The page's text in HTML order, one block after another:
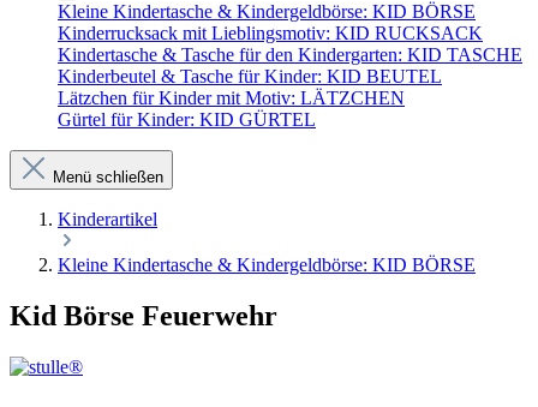
Kleine Kindertasche & Kindergeldbörse: KID BÖRSE
Kinderrucksack mit Lieblingsmotiv: KID RUCKSACK
Kindertasche & Tasche für den Kindergarten: KID TASCHE
Kinderbeutel & Tasche für Kinder: KID BEUTEL
Lätzchen für Kinder mit Motiv: LÄTZCHEN
Gürtel für Kinder: KID GÜRTEL
Menü schließen
Kinderartikel
Kleine Kindertasche & Kindergeldbörse: KID BÖRSE
Kid Börse Feuerwehr